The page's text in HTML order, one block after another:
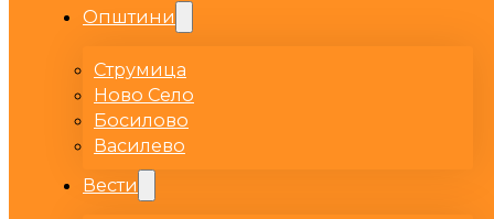
Општини
Струмица
Ново Село
Босилово
Василево
Вести